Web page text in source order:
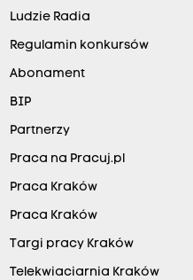
Ludzie Radia
Regulamin konkursów
Abonament
BIP
Partnerzy
Praca na Pracuj.pl
Praca Kraków
Praca Kraków
Targi pracy Kraków
Telekwiaciarnia Kraków